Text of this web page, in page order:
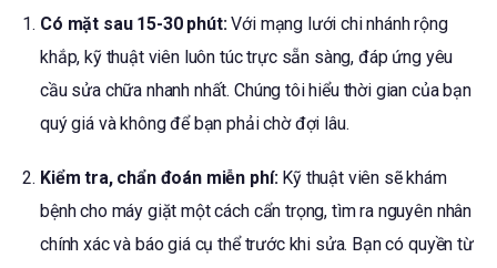
Có mặt sau 15-30 phút:Với mạng lưới chi nhánh rộng
khắp, kỹ thuật viên luôn túc trực sẵn sàng, đáp ứng yêu
cầu sửa chữa nhanh nhất. Chúng tôi hiểu thời gian của bạn
quý giá và không để bạn phải chờ đợi lâu.
Kiểm tra, chẩn đoán miễn phí:Kỹ thuật viên sẽ khám
bệnh cho máy giặt một cách cẩn trọng, tìm ra nguyên nhân
chính xác và báo giá cụ thể trước khi sửa. Bạn có quyền từ